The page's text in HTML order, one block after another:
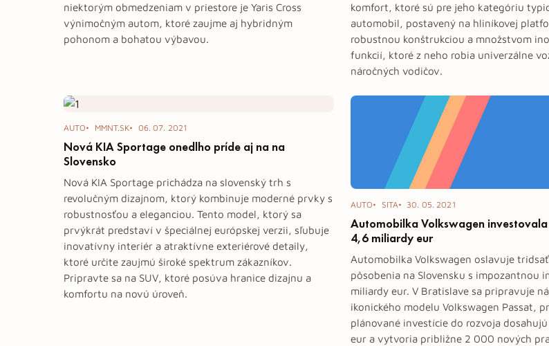
niektorým obmedzeniam v priestore je Yaris Cross
výnimočným autom, ktoré zaujme aj hybridným
pohonom a bohatou výbavou.
komfort, ktoré sú pre jeho kategóriu
automobil, postavený na hliníkovej
robustnou konštrukciou a množstvom
funkcií, ktoré z neho robia univerzálne
náročných vodičov.
AUTO MMNT.SK 06. 07. 2021
Nová KIA Sportage onedlho príde aj na na
Slovensko
Nová KIA Sportage prichádza na slovenský trh s
revolučným dizajnom, ktorý kombinuje moderné prvky s
robustnosťou a eleganciou. Tento model, ktorý sa
prvýkrát predstaví v špeciálnej európskej verzii, sľubuje
inovatívny interiér a atraktívne exteriérové detaily,
ktoré určite zaujmú široké spektrum zákazníkov.
Pripravte sa na SUV, ktoré posúva hranice dizajnu a
komfortu na novú úroveň.
AUTO SITA 30. 05. 2021
Automobilka Volkswagen investovala
4,6 miliardy eur
Automobilka Volkswagen oslavuje
pôsobenia na Slovensku s impozantnou
miliardy eur. V Bratislave sa pripravuje
ikonického modelu Volkswagen Passat,
plánované investície do rozvoja
eur a vytvoria približne 2 000 nových